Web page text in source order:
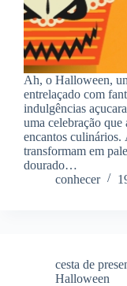
Ah, o Halloween,
entrelaçado com
indulgências
uma celebração que
encantos culinários.
transformam em
dourado…
conhecer
cesta de
Halloween